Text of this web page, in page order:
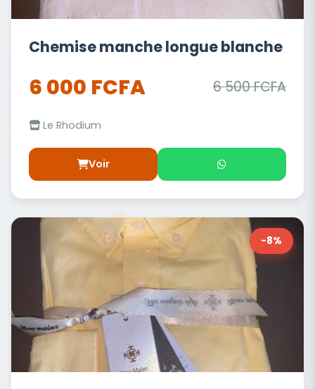
Chemise manche longue blanche
6 000 FCFA 6 500 FCFA
Le Rhodium
Voir
-8%